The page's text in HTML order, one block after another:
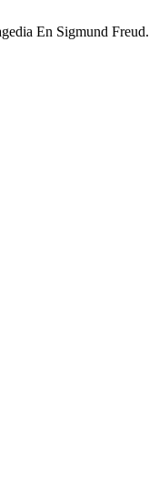
En Sigmund Freud.